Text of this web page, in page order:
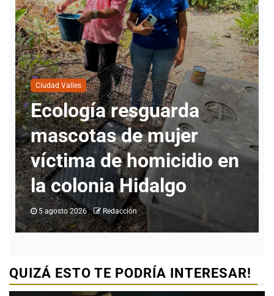
Ciudad Valles
Nueva directora del
INMUVI da inicio a
labores con atención a
ciudadanos y revisión de
programas
5 agosto 2026 Redacción
QUIZÁ ESTO TE PODRÍA INTERESAR!